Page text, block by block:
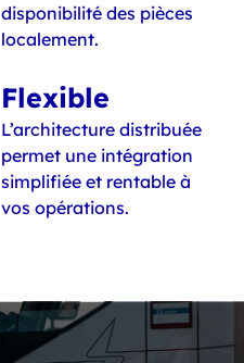
disponibilité des pièces
localement.
Flexible
L’architecture distribuée
permet une intégration
simplifiée et rentable à
vos opérations.